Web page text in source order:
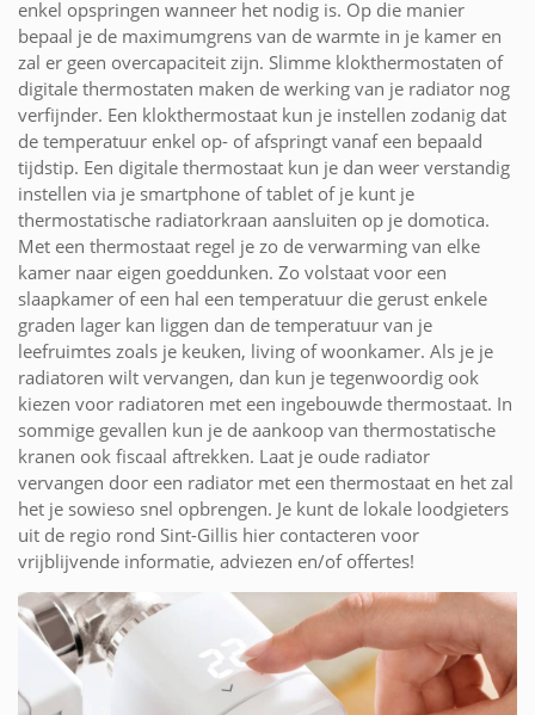
enkel opspringen wanneer het nodig is. Op die manier
bepaal je de maximumgrens van de warmte in je kamer en
zal er geen overcapaciteit zijn. Slimme klokthermostaten of
digitale thermostaten maken de werking van je radiator nog
verfijnder. Een klokthermostaat kun je instellen zodanig dat
de temperatuur enkel op- of afspringt vanaf een bepaald
tijdstip. Een digitale thermostaat kun je dan weer verstandig
instellen via je smartphone of tablet of je kunt je
thermostatische radiatorkraan aansluiten op je domotica.
Met een thermostaat regel je zo de verwarming van elke
kamer naar eigen goeddunken. Zo volstaat voor een
slaapkamer of een hal een temperatuur die gerust enkele
graden lager kan liggen dan de temperatuur van je
leefruimtes zoals je keuken, living of woonkamer. Als je je
radiatoren wilt vervangen, dan kun je tegenwoordig ook
kiezen voor radiatoren met een ingebouwde thermostaat. In
sommige gevallen kun je de aankoop van thermostatische
kranen ook fiscaal aftrekken. Laat je oude radiator
vervangen door een radiator met een thermostaat en het zal
het je sowieso snel opbrengen. Je kunt de lokale loodgieters
uit de regio rond Sint-Gillis hier contacteren voor
vrijblijvende informatie, adviezen en/of offertes!